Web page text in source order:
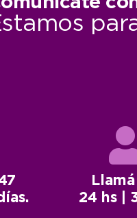
24 hs |